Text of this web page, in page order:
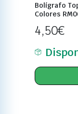
Bolígrafo
Colores
4,50€